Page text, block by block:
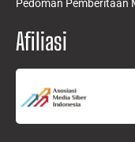
Pedoman Pemberitaan
Afiliasi